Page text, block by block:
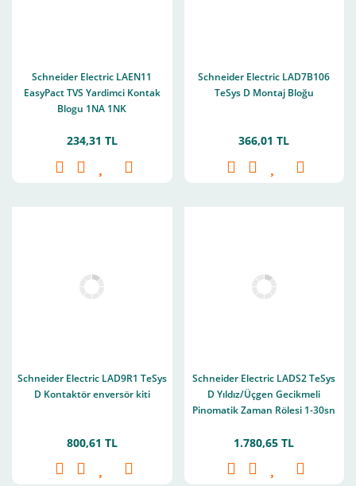
Schneider Electric LAEN11
EasyPact TVS Yardimci Kontak
Blogu 1NA 1NK
234,31 TL
Schneider Electric LAD7B106
TeSys D Montaj Bloğu
366,01 TL
Schneider Electric LAD9R1 TeSys
D Kontaktör enversör kiti
800,61 TL
Schneider Electric LADS2 TeSys
D Yıldız/Üçgen Gecikmeli
Pinomatik Zaman Rölesi 1-30sn
1.780,65 TL